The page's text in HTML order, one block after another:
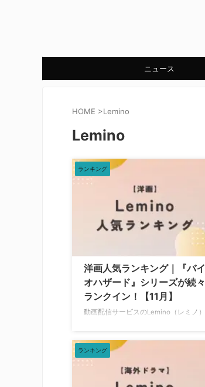
ニュース
HOME >Lemino
Lemino
ランキング
洋画人気ランキング｜『バイ
オハザード』シリーズが続々
ランクイン！【11月】
動画配信サービスのLemino（レミノ）
20【2025年11月3日】 2025年11月3日
（月）時点で、Leminoで人気の洋画ラ
ンキングトップ20は以下の通り。
ザ・スパイ オペレーション・ウルト
ランキング